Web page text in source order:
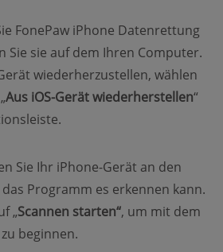
FonePaw iPhone Datenrettung
sie auf dem Ihren Computer.
wiederherzustellen, wählen
Aus iOS-Gerät wiederherstellen“
Sie Ihr iPhone-Gerät an den
Programm es erkennen kann.
„Scannen starten“, um mit dem
beginnen.